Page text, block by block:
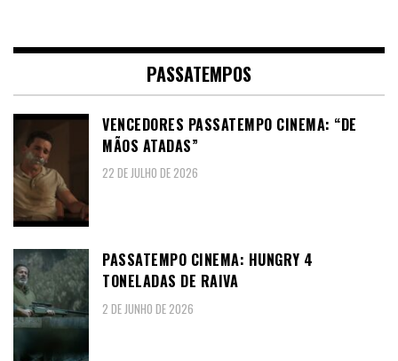
PASSATEMPOS
VENCEDORES PASSATEMPO CINEMA: “DE
MÃOS ATADAS”
22 DE JULHO DE 2026
PASSATEMPO CINEMA: HUNGRY 4
TONELADAS DE RAIVA
2 DE JUNHO DE 2026